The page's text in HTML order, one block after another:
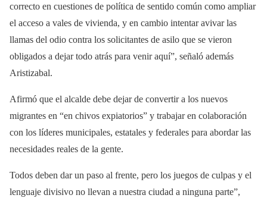
correcto en cuestiones de política de sentido común como ampliar
el acceso a vales de vivienda, y en cambio intentar avivar las
llamas del odio contra los solicitantes de asilo que se vieron
obligados a dejar todo atrás para venir aquí”, señaló además
Aristizabal.
Afirmó que el alcalde debe dejar de convertir a los nuevos
migrantes en “en chivos expiatorios” y trabajar en colaboración
con los líderes municipales, estatales y federales para abordar las
necesidades reales de la gente.
Todos deben dar un paso al frente, pero los juegos de culpas y el
lenguaje divisivo no llevan a nuestra ciudad a ninguna parte”,